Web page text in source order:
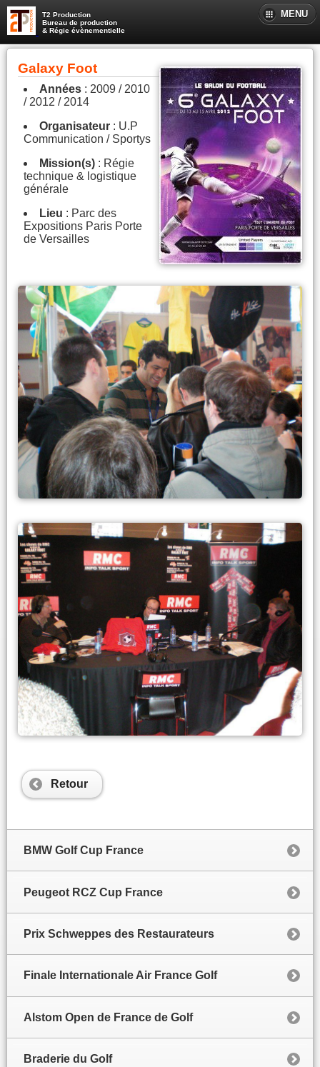
T2 Production
Bureau de production
& Régie évènementielle
MENU
Galaxy Foot
Années : 2009 / 2010
/ 2012 / 2014
Organisateur : U.P
Communication / Sportys
Mission(s) : Régie
technique & logistique
générale
Lieu : Parc des
Expositions Paris Porte
de Versailles
Retour
BMW Golf Cup France
Peugeot RCZ Cup France
Prix Schweppes des Restaurateurs
Finale Internationale Air France Golf
Alstom Open de France de Golf
Braderie du Golf